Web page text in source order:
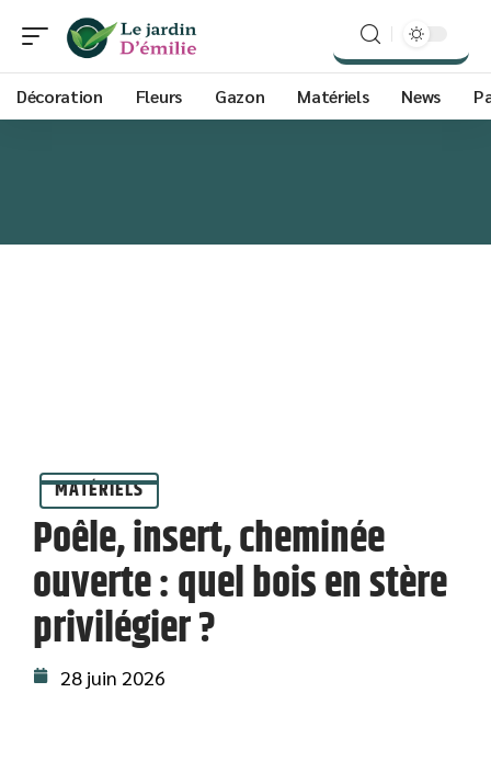
Décoration Fleurs Gazon Matériels News
MATÉRIELS
Poêle, insert, cheminée
ouverte : quel bois en stère
privilégier ?
28 juin 2026